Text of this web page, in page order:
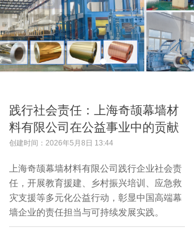
践行社会责任：上海奇颉幕墙材
料有限公司在公益事业中的贡献
创建时间： 2026年5月8日 13:44
上海奇颉幕墙材料有限公司践行企业社会责
任，开展教育援建、乡村振兴培训、应急救
灾支援等多元化公益行动，彰显中国高端幕
墙企业的责任担当与可持续发展实践。